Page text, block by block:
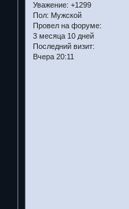
Уважение: +1299
Пол: Мужской
Провел на форуме:
3 месяца 10 дней
Последний визит:
Вчера 20:11